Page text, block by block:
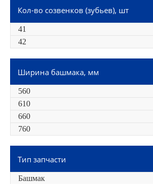
Кол-во созвенков (зубьев), шт
41
42
Ширина башмака, мм
560
610
660
760
Тип запчасти
Башмак